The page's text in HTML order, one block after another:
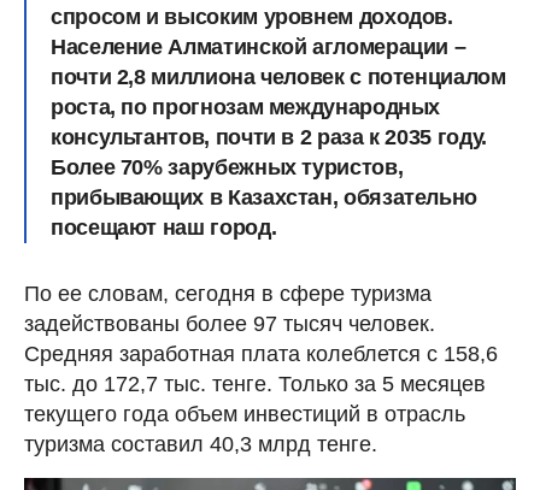
спросом и высоким уровнем доходов.
Население Алматинской агломерации –
почти 2,8 миллиона человек с потенциалом
роста, по прогнозам международных
консультантов, почти в 2 раза к 2035 году.
Более 70% зарубежных туристов,
прибывающих в Казахстан, обязательно
посещают наш город.
По ее словам, сегодня в сфере туризма
задействованы более 97 тысяч человек.
Средняя заработная плата колеблется с 158,6
тыс. до 172,7 тыс. тенге. Только за 5 месяцев
текущего года объем инвестиций в отрасль
туризма составил 40,3 млрд тенге.